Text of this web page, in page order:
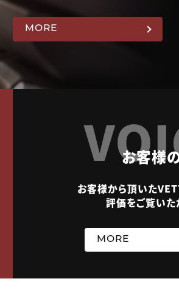
MORE
お客様
お客様から頂いた
評価をご覧いた
MORE